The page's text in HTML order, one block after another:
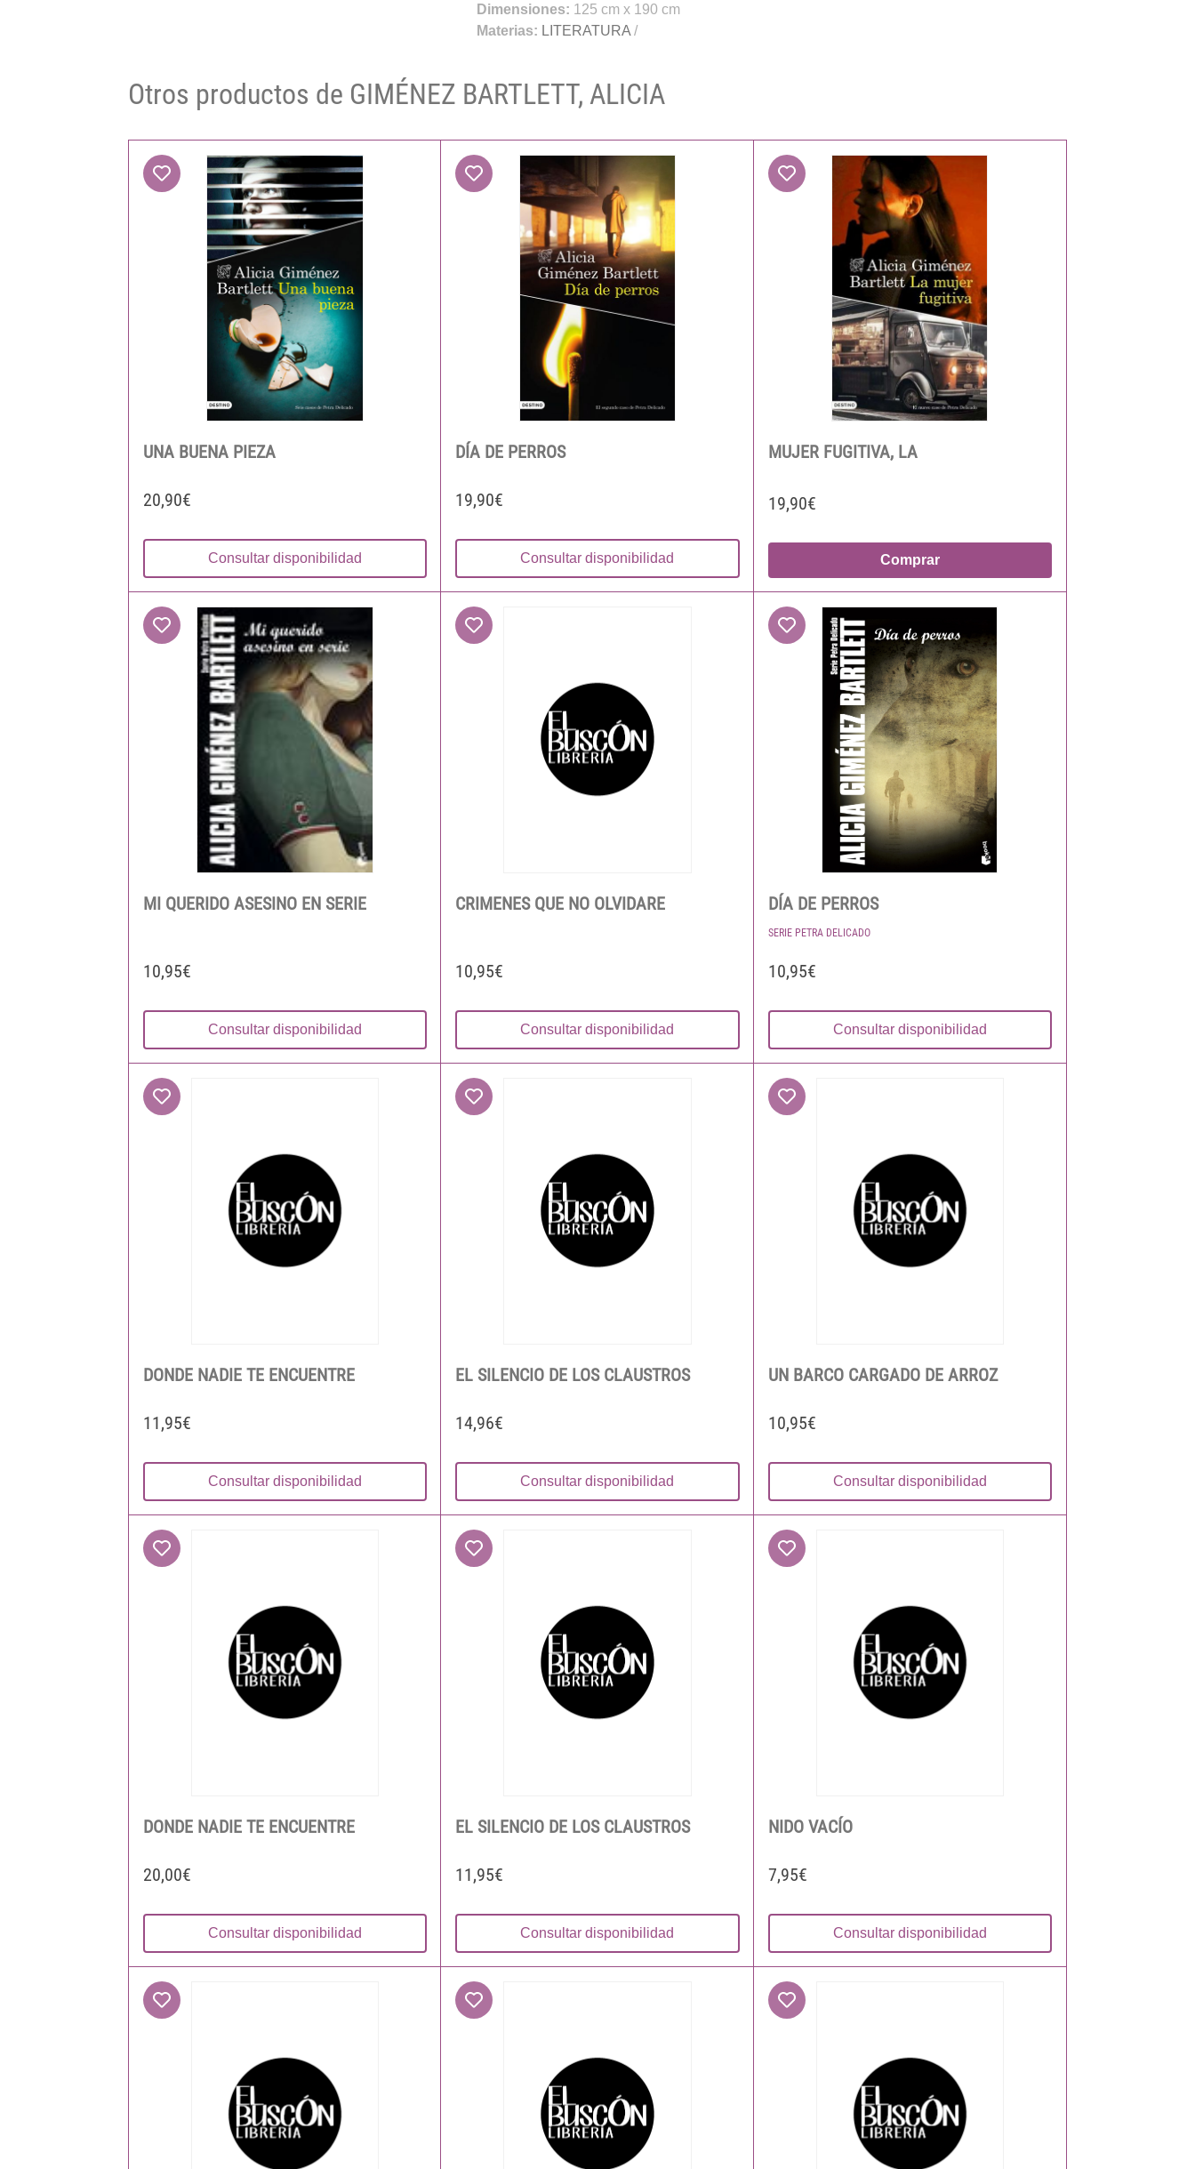
Dimensiones: 125 cm x 190 cm
Materias: LITERATURA/
Otros productos de GIMÉNEZ BARTLETT, ALICIA
UNA BUENA PIEZA
20,90€
Consultar disponibilidad
DÍA DE PERROS
19,90€
Consultar disponibilidad
MUJER FUGITIVA, LA
19,90€
Comprar
MI QUERIDO ASESINO EN SERIE
10,95€
Consultar disponibilidad
CRIMENES QUE NO OLVIDARE
10,95€
Consultar disponibilidad
DÍA DE PERROS
SERIE PETRA DELICADO
10,95€
Consultar disponibilidad
DONDE NADIE TE ENCUENTRE
11,95€
Consultar disponibilidad
EL SILENCIO DE LOS CLAUSTROS
14,96€
Consultar disponibilidad
UN BARCO CARGADO DE ARROZ
10,95€
Consultar disponibilidad
DONDE NADIE TE ENCUENTRE
20,00€
Consultar disponibilidad
EL SILENCIO DE LOS CLAUSTROS
11,95€
Consultar disponibilidad
NIDO VACÍO
7,95€
Consultar disponibilidad